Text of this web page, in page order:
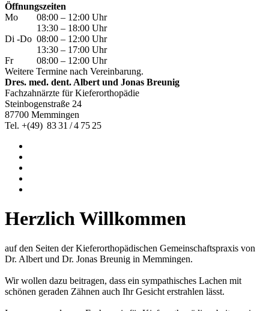
Öffnungszeiten
Mo
08:00 – 12:00 Uhr
13:30 – 18:00 Uhr
Di -Do 08:00 – 12:00 Uhr
13:30 – 17:00 Uhr
Fr
08:00 – 12:00 Uhr
Weitere Termine nach Vereinbarung.
Dres. med. dent. Albert und Jonas Breunig
Fachzahnärzte für Kieferorthopädie
Steinbogenstraße 24
87700 Memmingen
Tel. +(49) 83 31 / 4 75 25
Herzlich Willkommen
auf den Seiten der Kieferorthopädischen Gemeinschaftspraxis von
Dr. Albert und Dr. Jonas Breunig in Memmingen.
Wir wollen dazu beitragen, dass ein sympathisches Lachen mit
schönen geraden Zähnen auch Ihr Gesicht erstrahlen lässt.